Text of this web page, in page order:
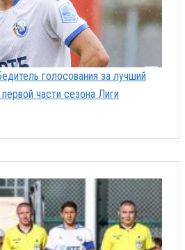
голосования за лучший
части сезона Лиги